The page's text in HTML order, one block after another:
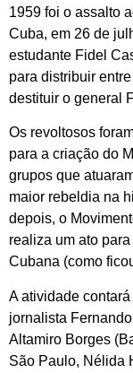
1959 foi o assalto
Cuba, em 26 de
estudante Fidel
para distribuir
destituir o general
Os revoltosos
para a criação do
grupos que
maior rebeldia na
depois, o
realiza um ato
Cubana (como
A atividade
jornalista
Altamiro Borges
São Paulo, Nélida